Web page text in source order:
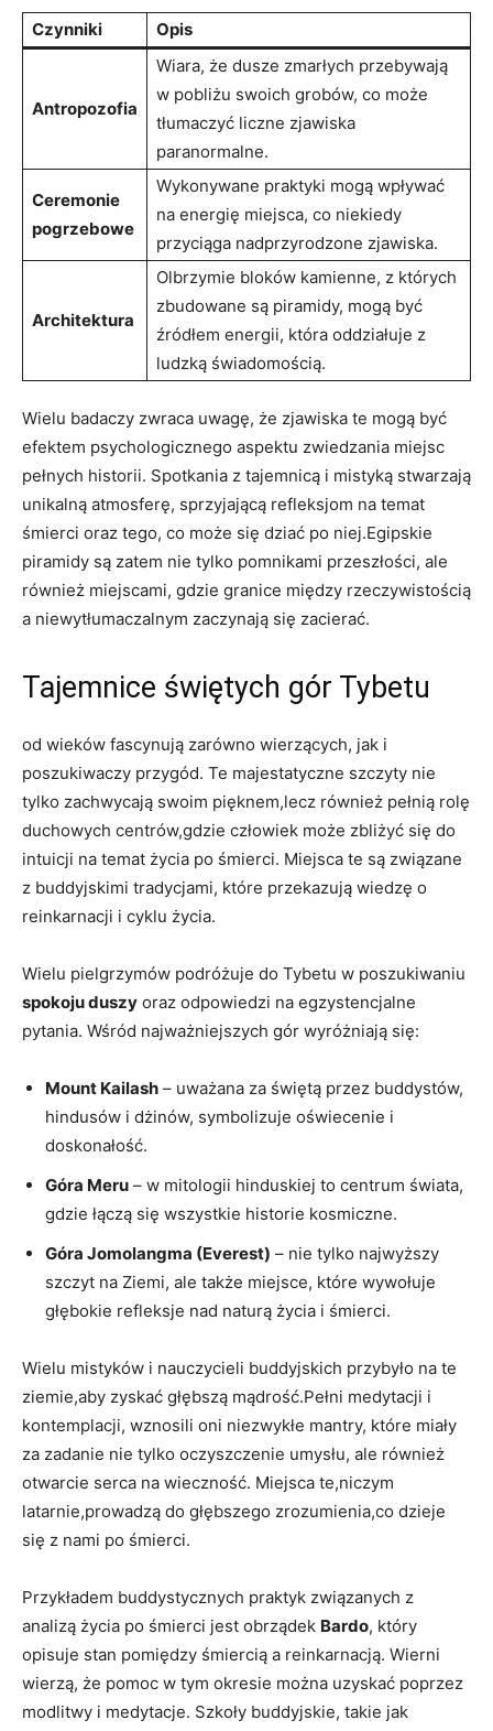
Czynniki Opis
Antropozofia
Wiara, że dusze zmarłych przebywają
w pobliżu swoich grobów, co może
tłumaczyć liczne zjawiska
paranormalne.
Ceremonie
pogrzebowe
Wykonywane praktyki mogą wpływać
na energię miejsca, co niekiedy
przyciąga nadprzyrodzone zjawiska.
Architektura
Olbrzymie bloków kamienne, z których
zbudowane są piramidy, mogą być
źródłem energii, która oddziałuje z
ludzką świadomością.
Wielu badaczy zwraca uwagę, że zjawiska te mogą być
efektem psychologicznego aspektu zwiedzania miejsc
pełnych historii. Spotkania z tajemnicą i mistyką stwarzają
unikalną atmosferę, sprzyjającą refleksjom na temat
śmierci oraz tego, co może się dziać po niej.Egipskie
piramidy są zatem nie tylko pomnikami przeszłości, ale
również miejscami, gdzie granice między rzeczywistością
a niewytłumaczalnym zaczynają się zacierać.
Tajemnice świętych gór Tybetu
od wieków fascynują zarówno wierzących, jak i
poszukiwaczy przygód. Te majestatyczne szczyty nie
tylko zachwycają swoim pięknem,lecz również pełnią rolę
duchowych centrów,gdzie człowiek może zbliżyć się do
intuicji na temat życia po śmierci. Miejsca te są związane
z buddyjskimi tradycjami, które przekazują wiedzę o
reinkarnacji i cyklu życia.
Wielu pielgrzymów podróżuje do Tybetu w poszukiwaniu
spokoju duszy oraz odpowiedzi na egzystencjalne
pytania. Wśród najważniejszych gór wyróżniają się:
Mount Kailash – uważana za świętą przez buddystów,
hindusów i dżinów, symbolizuje oświecenie i
doskonałość.
Góra Meru – w mitologii hinduskiej to centrum świata,
gdzie łączą się wszystkie historie kosmiczne.
Góra Jomolangma (Everest) – nie tylko najwyższy
szczyt na Ziemi, ale także miejsce, które wywołuje
głębokie refleksje nad naturą życia i śmierci.
Wielu mistyków i nauczycieli buddyjskich przybyło na te
ziemie,aby zyskać głębszą mądrość.Pełni medytacji i
kontemplacji, wznosili oni niezwykłe mantry, które miały
za zadanie nie tylko oczyszczenie umysłu, ale również
otwarcie serca na wieczność. Miejsca te,niczym
latarnie,prowadzą do głębszego zrozumienia,co dzieje
się z nami po śmierci.
Przykładem buddystycznych praktyk związanych z
analizą życia po śmierci jest obrządek Bardo, który
opisuje stan pomiędzy śmiercią a reinkarnacją. Wierni
wierzą, że pomoc w tym okresie można uzyskać poprzez
modlitwy i medytacje. Szkoły buddyjskie, takie jak